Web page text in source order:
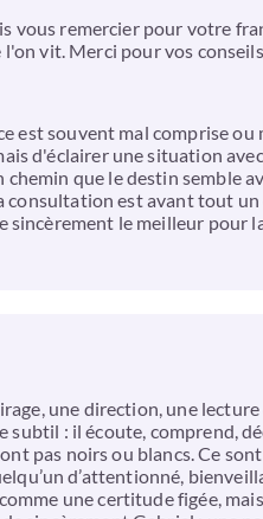
vous remercier pour votre
vit. Merci pour vos
est souvent mal comprise ou
d'éclairer une situation
que le destin semble
est avant tout un
sincèrement le meilleur pour
une direction, une
subtil : il écoute, comprend,
pas noirs ou blancs. Ce
d’attentionné,
une certitude figée,